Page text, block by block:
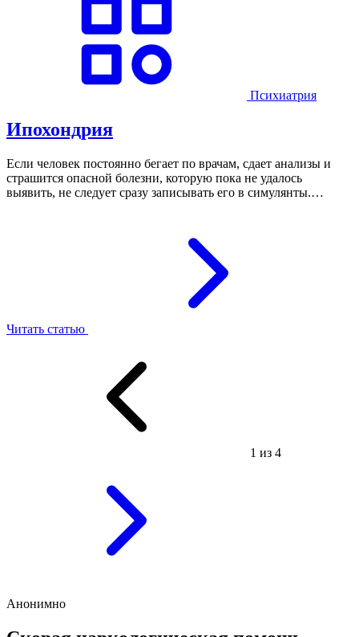
Психиатрия
Ипохондрия
Если человек постоянно бегает по врачам, сдает анализы и
страшится опасной болезни, которую пока не удалось
выявить, не следует сразу записывать его в симулянты.…
Читать статью
1 из 4
Анонимно